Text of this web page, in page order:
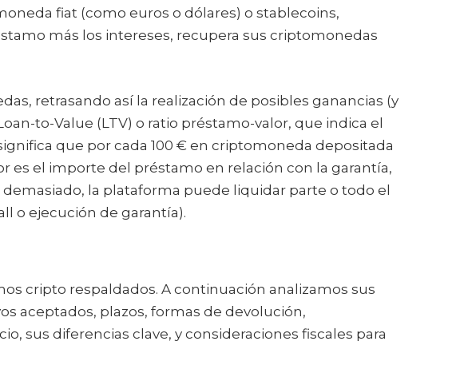
fiat (como euros o dólares) o stablecoins,
más los intereses, recupera sus criptomonedas
retrasando así la realización de posibles ganancias (y
to-Value (LTV) o ratio préstamo-valor, que indica el
que por cada 100 € en criptomoneda depositada
es el importe del préstamo en relación con la garantía,
la plataforma puede liquidar parte o todo el
o ejecución de garantía).
cripto respaldados. A continuación analizamos sus
aceptados, plazos, formas de devolución,
sus diferencias clave, y consideraciones fiscales para